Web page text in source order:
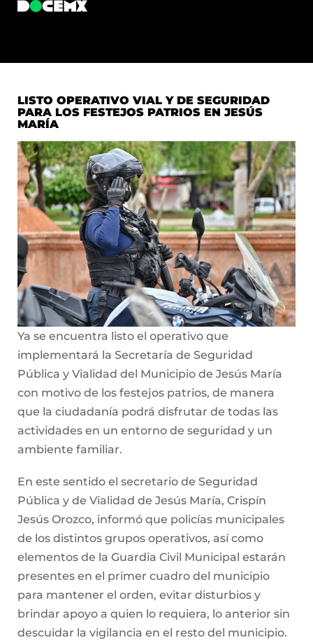
LISTO OPERATIVO VIAL Y DE SEGURIDAD
PARA LOS FESTEJOS PATRIOS EN JESÚS
MARÍA
Ya se encuentra listo el operativo que
implementará la Secretaría de Seguridad
Pública y Vialidad del Municipio de Jesús María
con motivo de los festejos patrios, de manera
que la ciudadanía podrá disfrutar de todas las
actividades en un entorno de seguridad y un
ambiente familiar.
En este sentido el secretario de Seguridad
Pública y de Vialidad de Jesús María, Crispín
Jesús Orozco, informó que policías municipales
de los distintos grupos operativos, así como
elementos de la Guardia Civil Municipal estarán
presentes en el primer cuadro del municipio
para mantener el orden, evitar disturbios y
brindar apoyo a quien lo requiera, lo anterior sin
descuidar la vigilancia en el resto del municipio.